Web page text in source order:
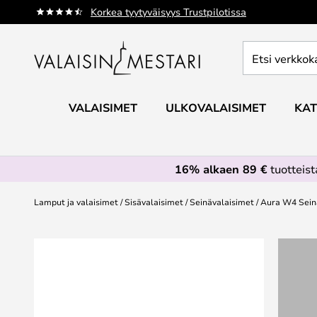
Korkea tyytyväisyys Trustpilotissa
Skip
to
verkkokaupan
VALAISIMET ULKOVALAISIMET
16% alkaen 89 €
Lamput ja valaisimet Sisävalaisimet Seinävalaisimet Aura W4